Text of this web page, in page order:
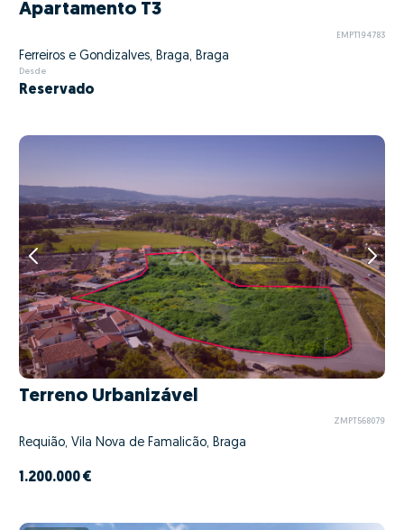
Apartamento T3
EMPT194783
Ferreiros e Gondizalves, Braga, Braga
Desde
Reservado
Terreno Urbanizável
ZMPT568079
Requião, Vila Nova de Famalicão, Braga
1.200.000 €